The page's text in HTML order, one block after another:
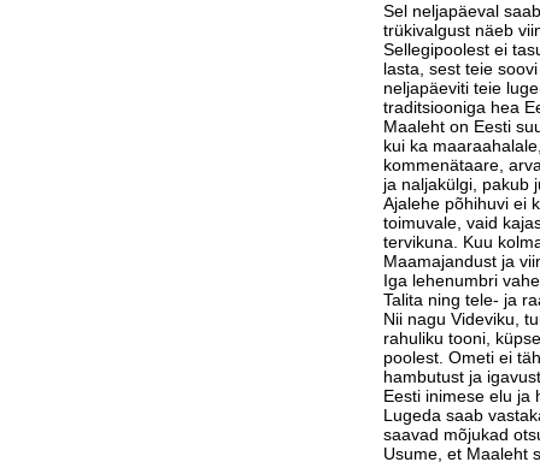
Sel neljapäeval
trükivalgust näeb
Sellegipoolest ei
lasta, sest teie
neljapäeviti teie
traditsiooniga hea
Maaleht on Eesti
kui ka
kommenätaare,
ja naljakülgi, pakub
Ajalehe põhihuvi ei
toimuvale, vaid
tervikuna. Kuu
Maamajandust ja
Iga lehenumbri
Talita ning tele- ja
Nii nagu Videviku,
rahuliku tooni,
poolest. Ometi ei
hambutust ja
Eesti inimese elu ja
Lugeda saab
saavad mõjukad
Usume, et Maaleht